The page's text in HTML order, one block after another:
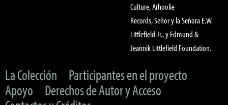
Culture, Arhoolie
Records, Señor y la Señora E.W.
Littlefield Jr., y Edmund &
Jeannik Littlefield Foundation.
La Colección
Participantes en el proyecto
Apoyo
Derechos de Autor y Acceso